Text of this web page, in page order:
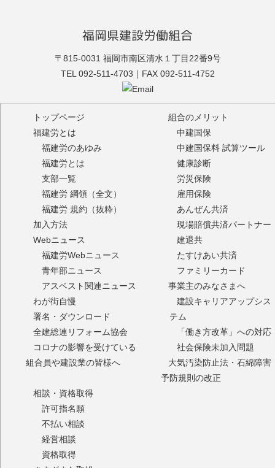
福建労
福岡県建設労働組合
〒815-0031 福岡市南区清水１丁目22番9号
TEL 092-511-4703｜FAX 092-511-4752
トップページ
福建労とは
福建労のあゆみ
福建労とは
支部一覧
福建労 綱領（全文）
福建労 規約（抜粋）
加入方法
Webニュース
福建労Webニュース
青年部ニュース
アスベスト関連ニュース
わが街自慢
署名・ダウンロード
全建総連リフォーム協会
コロナの影響を受けている
組合員や建設業の皆様へ
組合のメリット
中建国保
中建国保料 試算ツール
健康診断
労災保険
雇用保険
あんぜん共済
現場賠償共済パートナー
建退共
たすけあい共済
ファミリーカード
事業主のみなさまへ
建設キャリアアップシス
テム
「働き方改革」への対応
社会保険未加入問題
大気汚染防止法・石綿障害
予防規則の改正
相談・資格取得
許可指名願
不払い相談
経営相談
資格取得